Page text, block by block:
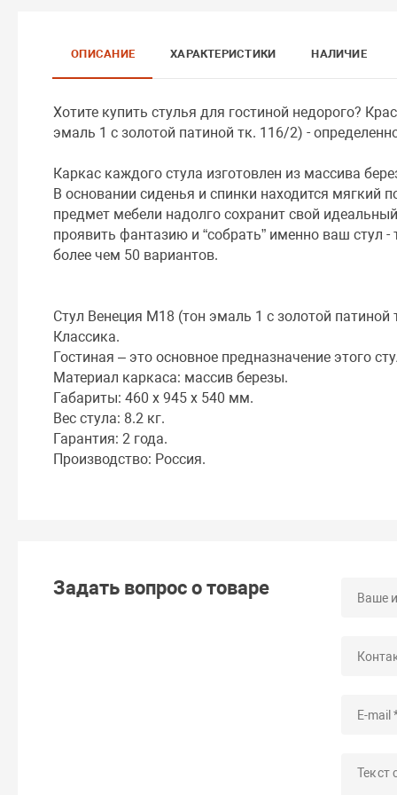
ОПИСАНИЕ ХАРАКТЕРИСТИКИ НАЛИЧИЕ
Хотите купить стулья для гостиной недорого?
эмаль 1 с золотой патиной тк. 116/2) -
Каркас каждого стула изготовлен из массива
В основании сиденья и спинки находится мягкий
предмет мебели надолго сохранит свой
проявить фантазию и “собрать” именно ваш стул
более чем 50 вариантов.
Стул Венеция М18 (тон эмаль 1 с золотой
Классика.
Гостиная – это основное предназначение этого
Материал каркаса: массив березы.
Габариты: 460 x 945 x 540 мм.
Вес стула: 8.2 кг.
Гарантия: 2 года.
Производство: Россия.
Задать вопрос о товаре